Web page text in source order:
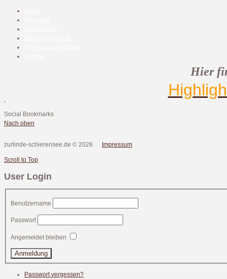
Hier
Social Bookmarks
Nach oben
zurlinde-schierensee.de © 2026 Impressum
Scroll to Top
User Login
Benutzername
Passwort
Angemeldet bleiben
Passwort vergessen?